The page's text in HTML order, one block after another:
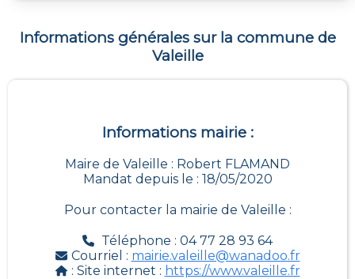
Informations générales sur la commune de
Valeille
Informations mairie :
Maire de Valeille : Robert FLAMAND
Mandat depuis le : 18/05/2020
Pour contacter la mairie de Valeille :
Téléphone : 04 77 28 93 64
Courriel : mairie.valeille@wanadoo.fr
: Site internet : https://www.valeille.fr